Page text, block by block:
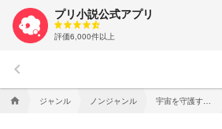
プリ小説公式アプリ
評価6,000件以上
keyboard_arrow_left
home ジャンル ノンジャンル